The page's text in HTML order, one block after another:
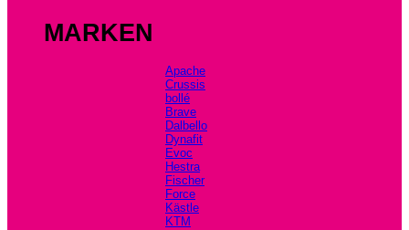
MARKEN
Apache
Crussis
bollé
Brave
Dalbello
Dynafit
Evoc
Hestra
Fischer
Force
Kästle
KTM